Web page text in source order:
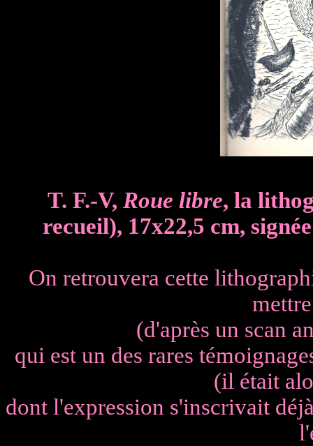
T. F.-V, Roue libre, la
recueil), 17x22,5 cm,
On retrouvera cette
(d'après un scan
qui est un des rares
(il était
dont l'expression s'inscrivait